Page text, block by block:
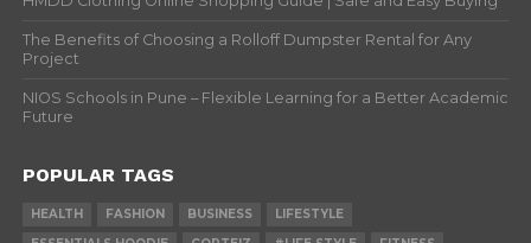
The Benefits of Choosing a Rolloff Dumpster Rental for Any
Project
NIOS Schools in Pune – Flexible Learning for a Better Academic
Future
POPULAR TAGS
HEALTH FASHION BUSINESS
LIFESTYLE